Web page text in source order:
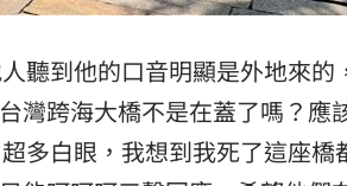
聽到他的口音明顯是外地來的
灣跨海大橋不是在蓋了嗎？應
多白眼，我想到我死了這座橋